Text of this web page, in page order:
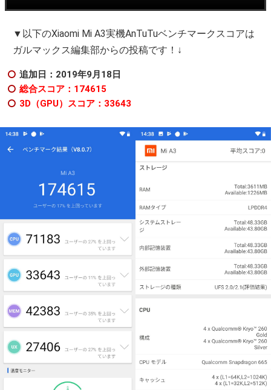
▼以下のXiaomi Mi A3実機AnTuTuベンチマークスコアは
ガルマックス編集部からの投稿です！↓
追加日：2019年9月18日
総合スコア：174615
3D（GPU）スコア：33643